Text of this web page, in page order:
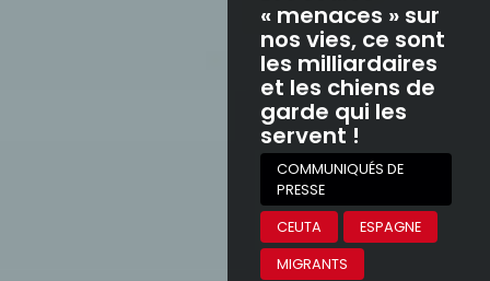
« menaces » sur
nos vies, ce sont
les milliardaires
et les chiens de
garde qui les
servent !
COMMUNIQUÉS DE
PRESSE
CEUTA
ESPAGNE
MIGRANTS